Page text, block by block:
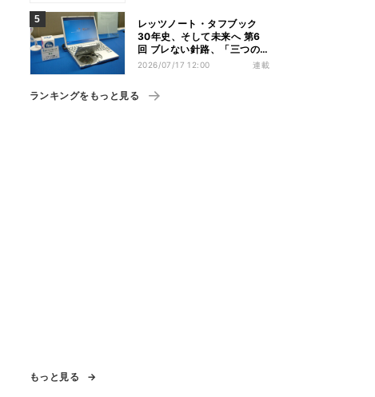
レッツノート・タフブック
30年史、そして未来へ 第6
回 ブレない針路、「三つの
矢」でシン・レッツノートの
2026/07/17 12:00 連載
ランキングをもっと見る
もっと見る